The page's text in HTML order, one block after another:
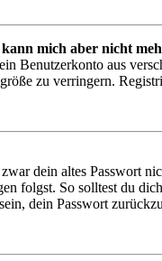
mich aber nicht
Benutzerkonto aus
zu verringern.
dein altes Passwort
folgst. So solltest du
dein Passwort